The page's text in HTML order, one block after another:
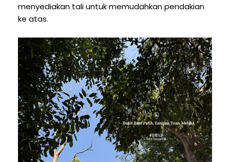
menyediakan tali untuk memudahkan pendakian
ke atas.